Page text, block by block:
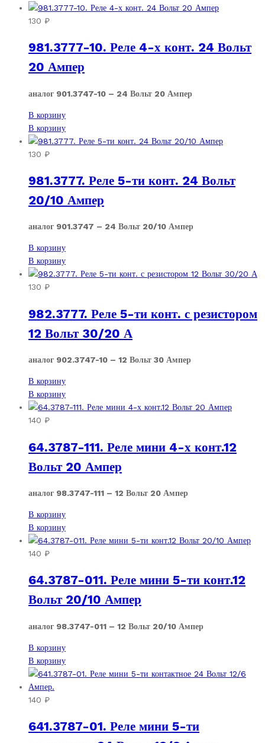
130 ₽
981.3777-10. Реле 4-х конт. 24 Вольт
20 Ампер
аналог 901.3747-10 – 24 Вольт 20 Ампер
В корзину
В корзину
130 ₽
981.3777. Реле 5-ти конт. 24 Вольт
20/10 Ампер
аналог 901.3747 – 24 Вольт 20/10 Ампер
В корзину
В корзину
130 ₽
982.3777. Реле 5-ти конт. с резистором
12 Вольт 30/20 А
аналог 902.3747-10 – 12 Вольт 30 Ампер
В корзину
В корзину
140 ₽
64.3787-111. Реле мини 4-х конт.12
Вольт 20 Ампер
аналог 98.3747-111 – 12 Вольт 20 Ампер
В корзину
В корзину
140 ₽
64.3787-011. Реле мини 5-ти конт.12
Вольт 20/10 Ампер
аналог 98.3747-011 – 12 Вольт 20/10 Ампер
В корзину
В корзину
140 ₽
641.3787-01. Реле мини 5-ти